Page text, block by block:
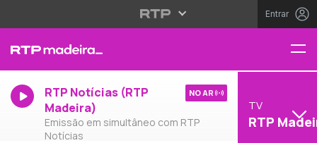
Entrar
RTP Notícias (RTP
Madeira)
Emissão em simultâneo com RTP
Notícias
NO AR
TV
RTP